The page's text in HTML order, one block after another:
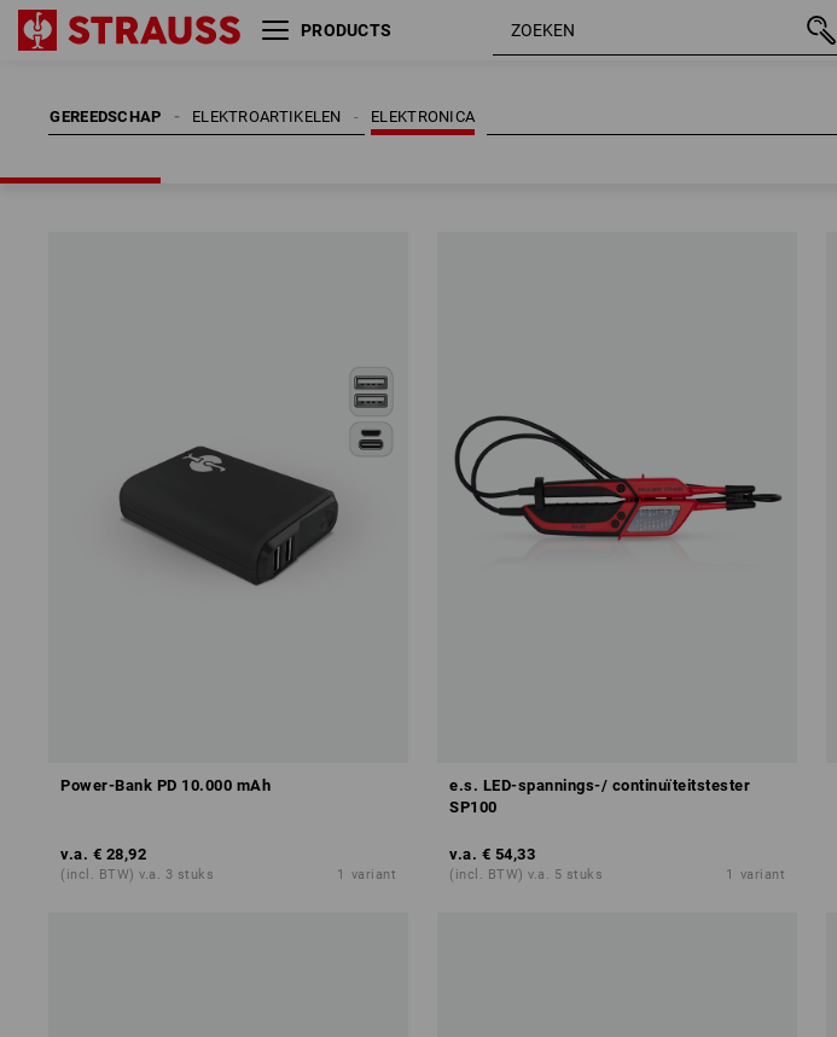
PRODUCTS
GEREEDSCHAP ELEKTRONICA
ELEKTROARTIKELEN
GEREEDSCHAP ELEKTRONICA
ELEKTROARTIKELEN
Power-Bank PD 10.000 mAh
v.a. € 28,92
(incl. BTW) v.a. 3 stuks 1 variant
e.s. LED-spannings-/ continuïteitstester
SP100
v.a. € 54,33
(incl. BTW) v.a. 5 stuks 1 variant